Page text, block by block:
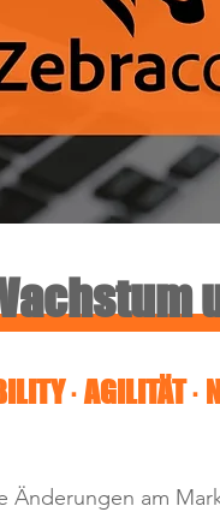
· AGILITÄT ·
Änderungen am